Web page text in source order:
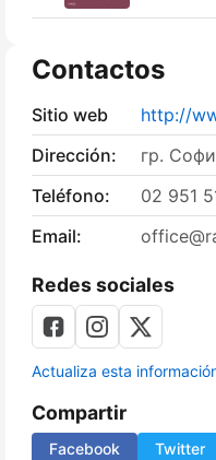
Contactos
Sitio web
http://
Dirección:
гр.
Teléfono:
02 951
Email:
Redes sociales
Actualiza esta
Compartir
Facebook Twitter